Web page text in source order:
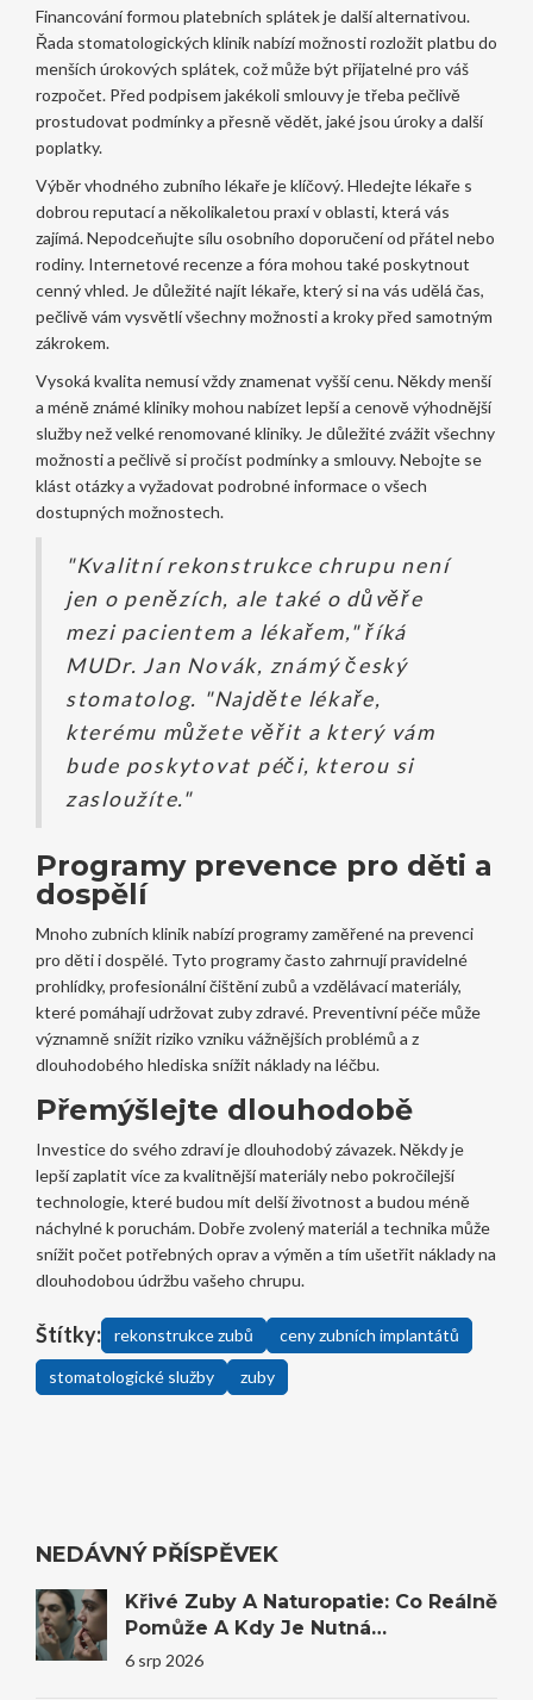
Financování formou platebních splátek je další alternativou.
Řada stomatologických klinik nabízí možnosti rozložit platbu do
menších úrokových splátek, což může být přijatelné pro váš
rozpočet. Před podpisem jakékoli smlouvy je třeba pečlivě
prostudovat podmínky a přesně vědět, jaké jsou úroky a další
poplatky.
Výběr vhodného zubního lékaře je klíčový. Hledejte lékaře s
dobrou reputací a několikaletou praxí v oblasti, která vás
zajímá. Nepodceňujte sílu osobního doporučení od přátel nebo
rodiny. Internetové recenze a fóra mohou také poskytnout
cenný vhled. Je důležité najít lékaře, který si na vás udělá čas,
pečlivě vám vysvětlí všechny možnosti a kroky před samotným
zákrokem.
Vysoká kvalita nemusí vždy znamenat vyšší cenu. Někdy menší
a méně známé kliniky mohou nabízet lepší a cenově výhodnější
služby než velké renomované kliniky. Je důležité zvážit všechny
možnosti a pečlivě si pročíst podmínky a smlouvy. Nebojte se
klást otázky a vyžadovat podrobné informace o všech
dostupných možnostech.
"Kvalitní rekonstrukce chrupu není
jen o penězích, ale také o důvěře
mezi pacientem a lékařem," říká
MUDr. Jan Novák, známý český
stomatolog. "Najděte lékaře,
kterému můžete věřit a který vám
bude poskytovat péči, kterou si
zasloužíte."
Programy prevence pro děti a
dospělí
Mnoho zubních klinik nabízí programy zaměřené na prevenci
pro děti i dospělé. Tyto programy často zahrnují pravidelné
prohlídky, profesionální čištění zubů a vzdělávací materiály,
které pomáhají udržovat zuby zdravé. Preventivní péče může
významně snížit riziko vzniku vážnějších problémů a z
dlouhodobého hlediska snížit náklady na léčbu.
Přemýšlejte dlouhodobě
Investice do svého zdraví je dlouhodobý závazek. Někdy je
lepší zaplatit více za kvalitnější materiály nebo pokročilejší
technologie, které budou mít delší životnost a budou méně
náchylné k poruchám. Dobře zvolený materiál a technika může
snížit počet potřebných oprav a výměn a tím ušetřit náklady na
dlouhodobou údržbu vašeho chrupu.
Štítky: rekonstrukce zubů ceny zubních implantátů
stomatologické služby zuby
NEDÁVNÝ PŘÍSPĚVEK
Křivé Zuby A Naturopatie: Co Reálně
Pomůže A Kdy Je Nutná
Stomatologie
6 srp 2026